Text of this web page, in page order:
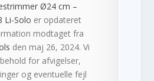
Ø24 cm –
Li-Solo er opdateret
modtaget fra
den maj 26, 2024. Vi
for afvigelser,
og eventuelle fejl